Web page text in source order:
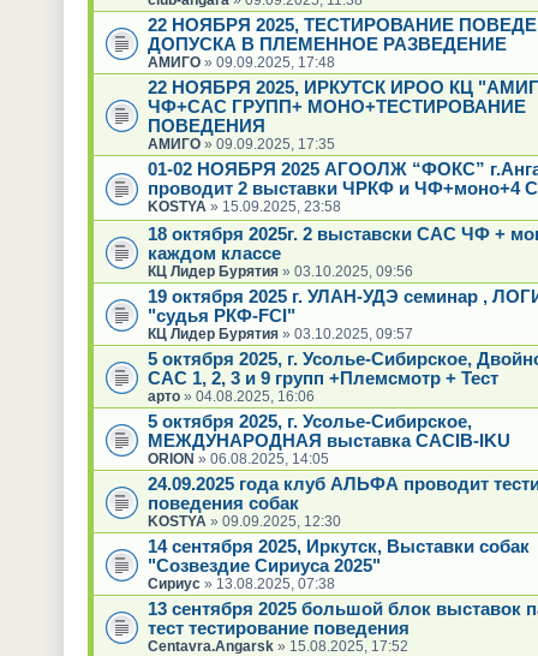
22 НОЯБРЯ 2025, ТЕСТИРОВАНИЕ
ДОПУСКА В ПЛЕМЕННОЕ РАЗВЕДЕНИЕ
АМИГО» 09.09.2025, 17:48
22 НОЯБРЯ 2025, ИРКУТСК ИРОО КЦ
ЧФ+САС ГРУПП+ МОНО+ТЕСТИРОВАНИЕ
ПОВЕДЕНИЯ
АМИГО» 09.09.2025, 17:35
01-02 НОЯБРЯ 2025 АГООЛЖ “ФОКС”
проводит 2 выставки ЧРКФ и ЧФ+моно+4
KOSTYA » 15.09.2025, 23:58
18 октября 2025г. 2 выставски САС ЧФ +
каждом классе
КЦ Лидер Бурятия» 03.10.2025, 09:56
19 октября 2025 г. УЛАН-УДЭ семинар ,
"судья РКФ-FCI"
КЦ Лидер Бурятия» 03.10.2025, 09:57
5 октября 2025, г. Усолье-Сибирское,
САС 1, 2, 3 и 9 групп +Племсмотр + Тест
арто» 04.08.2025, 16:06
5 октября 2025, г. Усолье-Сибирское,
МЕЖДУНАРОДНАЯ выставка CACIB-IKU
ORION » 06.08.2025, 14:05
24.09.2025 года клуб АЛЬФА проводит
поведения собак
KOSTYA » 09.09.2025, 12:30
14 сентября 2025, Иркутск, Выставки собак
"Созвездие Сириуса 2025"
Сириус» 13.08.2025, 07:38
13 сентября 2025 большой блок выставок
тест тестирование поведения
Centavra.Angarsk» 15.08.2025, 17:52